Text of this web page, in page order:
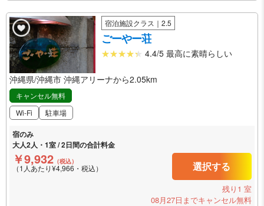
宿泊施設クラス｜2.5
ごーやー荘
4.4/5 最高に素晴らしい
沖縄県/沖縄市 沖縄アリーナから2.05km
キャンセル無料
Wi-Fi
駐車場
宿のみ
大人2人・1室 / 2日間の合計料金
￥9,932 （税込）
（1人あたり¥4,966・税込） 選択する
残り1 室
08月27日までキャンセル無料